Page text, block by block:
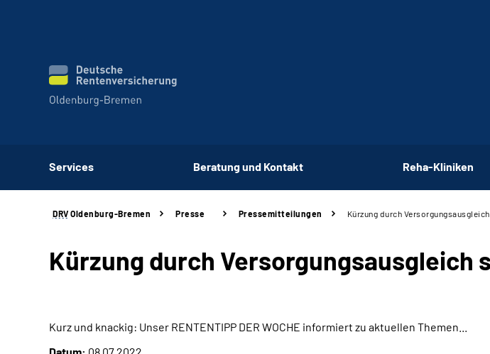
Services Beratung und Kontakt Reha-Kliniken
DRV Oldenburg-Bremen Presse Pressemitteilungen Kürzung durch
Kürzung durch Versorgungsausgleich
Kurz und knackig: Unser RENTENTIPP DER WOCHE informiert zu aktuellen Themen...